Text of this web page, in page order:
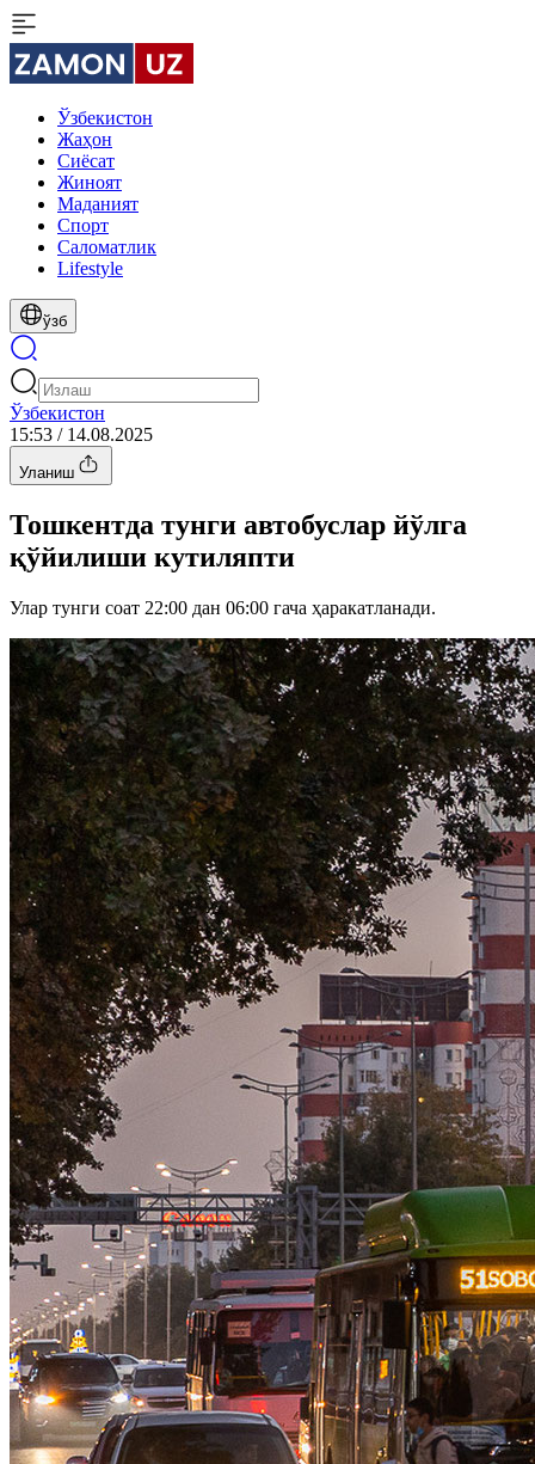
Ўзбекистон
Жаҳон
Сиёсат
Жиноят
Маданият
Спорт
Cаломатлик
Lifestyle
ўзб
Ўзбекистон
15:53 / 14.08.2025
Уланиш
Тошкентда тунги автобуслар йўлга
қўйилиши кутиляпти
Улар тунги соат 22:00 дан 06:00 гача ҳаракатланади.